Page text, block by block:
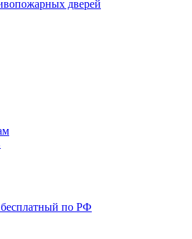
дверей
по РФ